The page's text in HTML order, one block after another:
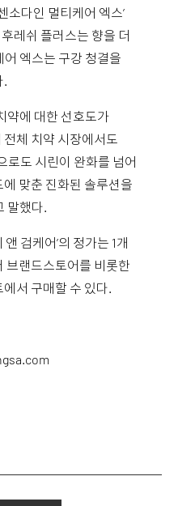
소다인 멀티케어 엑스’
레쉬 플러스는 향을 더
엑스는 구강 청결을
.
약에 대한 선호도가
체 치약 시장에서도
로도 시린이 완화를 넘어
맞춘 진화된 솔루션을
말했다.
검케어’의 정가는 1개
브랜드스토어를 비롯한
서 구매할 수 있다.